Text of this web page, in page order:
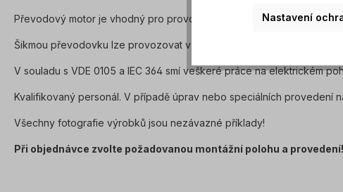
Převodový motor je vhodný pro provoz s frekvenčním měničem a
Šikmou převodovku lze provozovat v obou směrech otáčení a dodává
V souladu s VDE 0105 a IEC 364 smí veškeré práce na elektrickém
Kvalifikovaný personál. V případě úprav nebo speciálních provedení
Všechny fotografie výrobků jsou nezávazné příklady!
Při objednávce zvolte požadovanou montážní polohu a provedení!
Nastavení